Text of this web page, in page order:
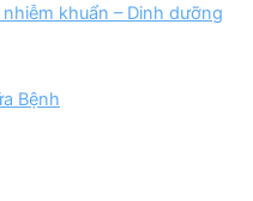
khuẩn – Dinh dưỡng
Bệnh